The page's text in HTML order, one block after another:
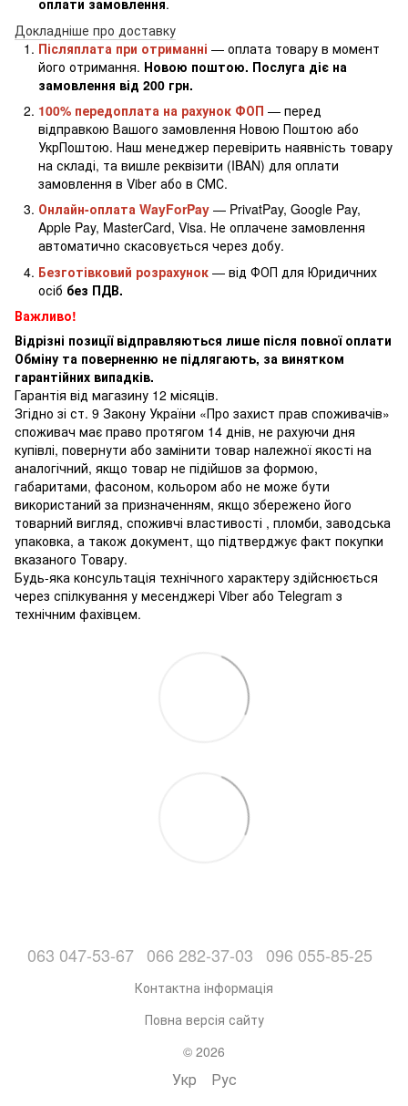
оплати замовлення.
Докладніше про доставку
Післяплата при отриманні — оплата товару в момент
його отримання. Новою поштою. Послуга діє на
замовлення від 200 грн.
100% передоплата на рахунок ФОП — перед
відправкою Вашого замовлення Новою Поштою або
УкрПоштою. Наш менеджер перевірить наявність товару
на складі, та вишле реквізити (IBAN) для оплати
замовлення в Viber або в СМС.
Онлайн-оплата WayForPay — PrivatPay, Google Pay,
Apple Pay, MasterCard, Visa. Не оплачене замовлення
автоматично скасовується через добу.
Безготівковий розрахунок — від ФОП для Юридичних
осіб без ПДВ.
Важливо!
Відрізні позиції відправляються лише після повної оплати
Обміну та поверненню не підлягають, за винятком
гарантійних випадків.
Гарантія від магазину 12 місяців.
Згідно зі ст. 9 Закону України «Про захист прав споживачів»
споживач має право протягом 14 днів, не рахуючи дня
купівлі, повернути або замінити товар належної якості на
аналогічний, якщо товар не підійшов за формою,
габаритами, фасоном, кольором або не може бути
використаний за призначенням, якщо збережено його
товарний вигляд, споживчі властивості , пломби, заводська
упаковка, а також документ, що підтверджує факт покупки
вказаного Товару.
Будь-яка консультація технічного характеру здійснюється
через спілкування у месенджері Viber або Telegram з
технічним фахівцем.
063 047-53-67 066 282-37-03 096 055-85-25
Контактна інформація
Повна версія сайту
© 2026
Укр Рус